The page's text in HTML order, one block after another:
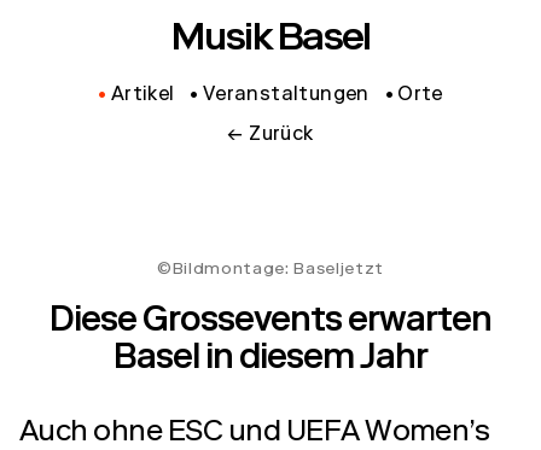
Musik Basel
Artikel Veranstaltungen Orte
← Zurück
©Bildmontage: Baseljetzt
Diese Grossevents erwarten
Basel in diesem Jahr
Auch ohne ESC und UEFA Women’s